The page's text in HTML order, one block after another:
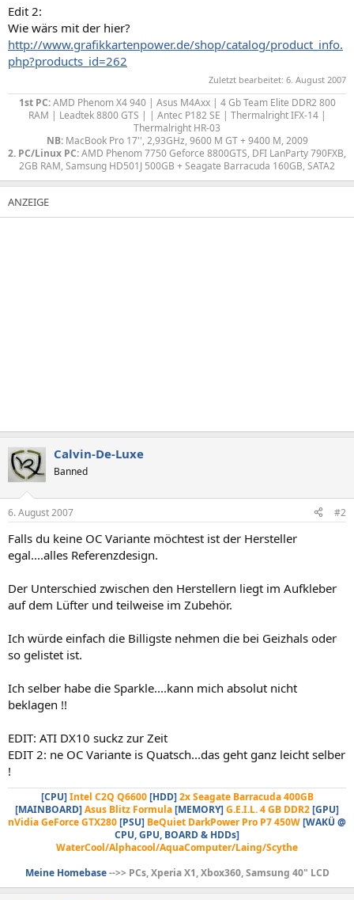
Edit 2:
Wie wärs mit der hier?
http://www.grafikkartenpower.de/shop/catalog/product_info.
php?products_id=262
Zuletzt bearbeitet: 6. August 2007
1st PC:AMD Phenom X4 940 | Asus M4Axx | 4 Gb Team Elite DDR2 800
RAM | Leadtek 8800 GTS | | Antec P182 SE | Thermalright IFX-14 |
Thermalright HR-03
NB:MacBook Pro 17'', 2,93GHz, 9600 M GT + 9400 M, 2009
2. PC/Linux PC:AMD Phenom 7750 Geforce 8800GTS, DFI LanParty 790FXB,
2GB RAM, Samsung HD501J 500GB + Seagate Barracuda 160GB, SATA2​
Calvin-De-Luxe
Banned
6. August 2007 #2
Falls du keine OC Variante möchtest ist der Hersteller
egal....alles Referenzdesign.
Der Unterschied zwischen den Herstellern liegt im Aufkleber
auf dem Lüfter und teilweise im Zubehör.
Ich würde einfach die Billigste nehmen die bei Geizhals oder
so gelistet ist.
Ich selber habe die Sparkle....kann mich absolut nicht
beklagen !!
EDIT: ATI DX10 suckz zur Zeit
EDIT 2: ne OC Variante is Quatsch...das geht ganz leicht selber
!
[CPU]Intel C2Q Q6600[HDD]2x Seagate Barracuda 400GB
[MAINBOARD]Asus Blitz Formula[MEMORY]G.E.I.L. 4 GB DDR2[GPU]
nVidia GeForce GTX280[PSU] BeQuiet DarkPower Pro P7 450W[WAKÜ @
CPU, GPU, BOARD & HDDs]
WaterCool/Alphacool/AquaComputer/Laing/Scythe
Meine Homebase-->> PCs, Xperia X1, Xbox360, Samsung 40" LCD